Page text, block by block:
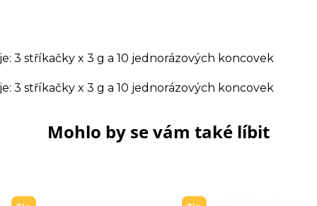
3 stříkačky x 3 g a 10 jednorázových koncovek
3 stříkačky x 3 g a 10 jednorázových koncovek
Mohlo by se vám také líbit